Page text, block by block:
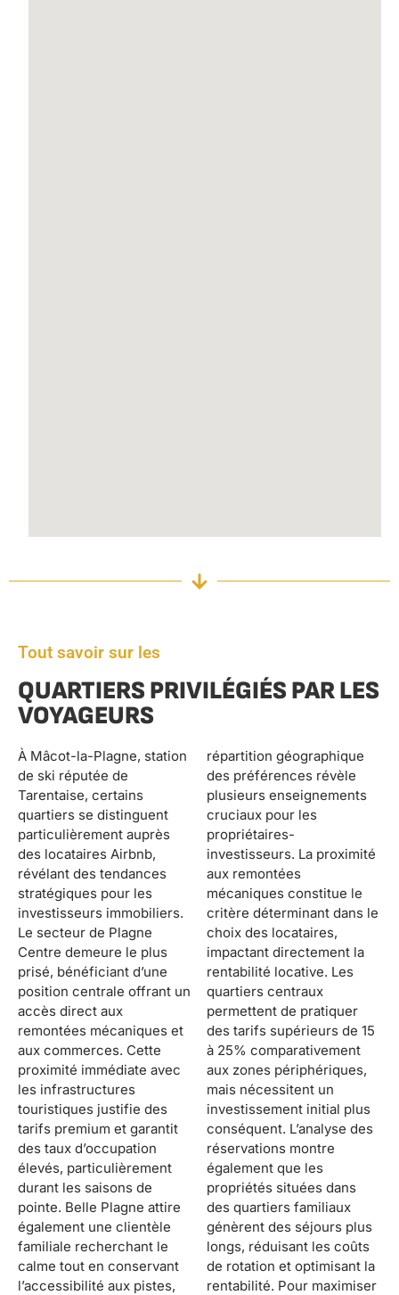
Tout savoir sur les
QUARTIERS PRIVILÉGIÉS PAR LES
VOYAGEURS
À Mâcot-la-Plagne, station
de ski réputée de
Tarentaise, certains
quartiers se distinguent
particulièrement auprès
des locataires Airbnb,
révélant des tendances
stratégiques pour les
investisseurs immobiliers.
Le secteur de Plagne
Centre demeure le plus
prisé, bénéficiant d’une
position centrale offrant un
accès direct aux
remontées mécaniques et
aux commerces. Cette
proximité immédiate avec
les infrastructures
touristiques justifie des
tarifs premium et garantit
des taux d’occupation
élevés, particulièrement
durant les saisons de
pointe. Belle Plagne attire
également une clientèle
familiale recherchant le
calme tout en conservant
l’accessibilité aux pistes,
répartition géographique
des préférences révèle
plusieurs enseignements
cruciaux pour les
propriétaires-
investisseurs. La proximité
aux remontées
mécaniques constitue le
critère déterminant dans le
choix des locataires,
impactant directement la
rentabilité locative. Les
quartiers centraux
permettent de pratiquer
des tarifs supérieurs de 15
à 25% comparativement
aux zones périphériques,
mais nécessitent un
investissement initial plus
conséquent. L’analyse des
réservations montre
également que les
propriétés situées dans
des quartiers familiaux
génèrent des séjours plus
longs, réduisant les coûts
de rotation et optimisant la
rentabilité. Pour maximiser